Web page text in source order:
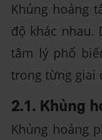
Khủng hoảng
độ khác nhau.
tâm lý phổ
trong từng giai
2.1. Khủng
Khủng hoảng